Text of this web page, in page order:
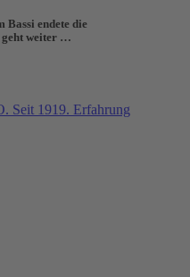
Bassi endete die
geht weiter …